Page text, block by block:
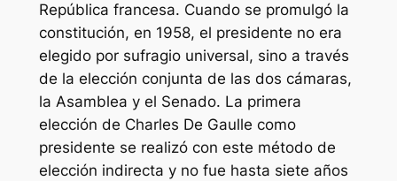
República francesa. Cuando se promulgó la
constitución, en 1958, el presidente no era
elegido por sufragio universal, sino a través
de la elección conjunta de las dos cámaras,
la Asamblea y el Senado. La primera
elección de Charles De Gaulle como
presidente se realizó con este método de
elección indirecta y no fue hasta siete años